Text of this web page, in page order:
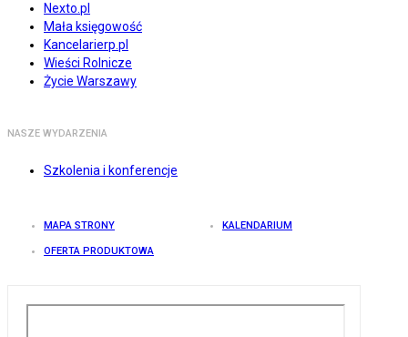
Nexto.pl
Mała księgowość
Kancelarierp.pl
Wieści Rolnicze
Życie Warszawy
NASZE WYDARZENIA
Szkolenia i konferencje
MAPA STRONY KALENDARIUM
OFERTA PRODUKTOWA